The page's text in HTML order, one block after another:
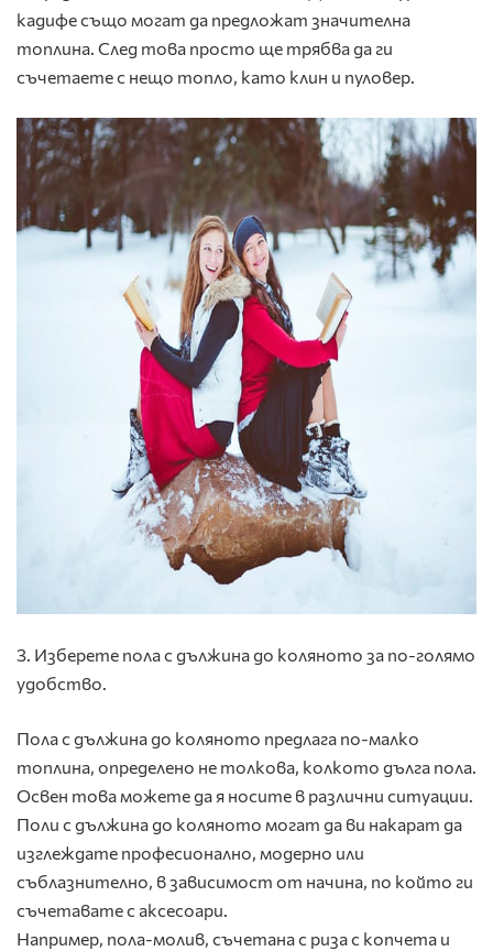
кадифе също могат да предложат значителна
топлина. След това просто ще трябва да ги
съчетаете с нещо топло, като клин и пуловер.
3. Изберете пола с дължина до коляното за по-голямо
удобство.
Пола с дължина до коляното предлага по-малко
топлина, определено не толкова, колкото дълга пола.
Освен това можете да я носите в различни ситуации.
Поли с дължина до коляното могат да ви накарат да
изглеждате професионално, модерно или
съблазнително, в зависимост от начина, по който ги
съчетавате с аксесоари.
Например, пола-молив, съчетана с риза с копчета и